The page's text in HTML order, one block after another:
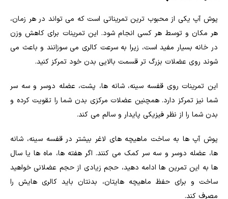
پوش آپ یکی از محبوب ترین تمریناتی است که می تواند در هر زمان،
هر مکان و توسط هر کسی انجام شود. این تمرینات برای کاهش وزن
در خانه بسیار مفید است، زیرا به سرعت کالری می سوزانند و باعث می
شوند روی عضلات بزرگ تر قسمت بالایی بدن خود تمرکز کنید.
این تمرینات روی قفسه سینه، شانه ها، پشت، عضله دوسر و سه سر
شما نیز تمرکز دارد. همچنین عضلات مرکزی بدن شما را تقویت کرده و
بدن شما را از نظر فیزیکی پایدار و سالم می کند.
پوش آپ ها به ساخت ماهیچه های لاغر بیشتر در قفسه سینه، شانه
ها، عضله دوسر و سه سر کمک می کنند. اگر هفته ها، ماه ها یا سال
ها به این تمرین ها ادامه دهید، حجم زیادی از حجم عضلانی خواهید
ساخت و برای حفظ ماهیچه هایتان، بدنتان باید کالری هایش را
مصرف کند.